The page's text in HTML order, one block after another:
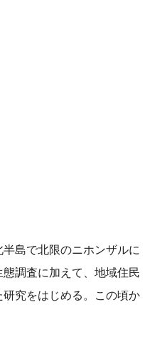
島で北限のニホンザルに
調査に加えて、地域住民
究をはじめる。この頃か